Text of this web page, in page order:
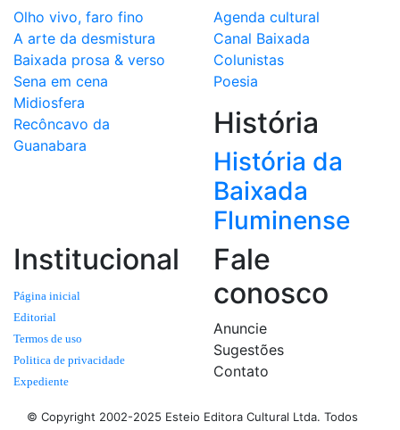
Olho vivo, faro fino
A arte da desmistura
Baixada prosa & verso
Sena em cena
Midiosfera
Recôncavo da
Guanabara
Agenda cultural
Canal Baixada
Colunistas
Poesia
História
História da
Baixada
Fluminense
Institucional
Página inicial
Editorial
Termos de uso
Politica de privacidade
Expediente
Fale
conosco
Anuncie
Sugestões
Contato
© Copyright 2002-2025 Esteio Editora Cultural Ltda. Todos